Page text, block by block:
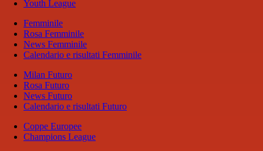
Youth League
Femminile
Rosa Femminile
News Femminile
Calendario e risultati Femminile
Milan Futuro
Rosa Futuro
News Futuro
Calendario e risultati Futuro
Coppe Europee
Champions League